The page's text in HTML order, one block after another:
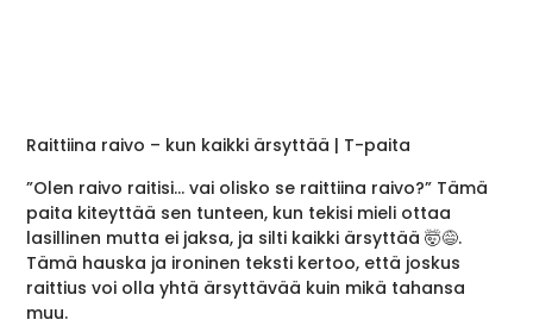
Raittiina raivo – kun kaikki ärsyttää | T-paita
”Olen raivo raitisi… vai olisko se raittiina raivo?” Tämä
paita kiteyttää sen tunteen, kun tekisi mieli ottaa
lasillinen mutta ei jaksa, ja silti kaikki ärsyttää 🤯😅.
Tämä hauska ja ironinen teksti kertoo, että joskus
raittius voi olla yhtä ärsyttävää kuin mikä tahansa
muu.